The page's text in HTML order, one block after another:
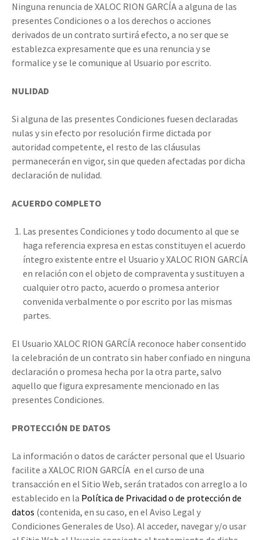
Ninguna renuncia de XALOC RION GARCÍA a alguna de las
presentes Condiciones o a los derechos o acciones
derivados de un contrato surtirá efecto, a no ser que se
establezca expresamente que es una renuncia y se
formalice y se le comunique al Usuario por escrito.
NULIDAD
Si alguna de las presentes Condiciones fuesen declaradas
nulas y sin efecto por resolución firme dictada por
autoridad competente, el resto de las cláusulas
permanecerán en vigor, sin que queden afectadas por dicha
declaración de nulidad.
ACUERDO COMPLETO
Las presentes Condiciones y todo documento al que se
haga referencia expresa en estas constituyen el acuerdo
íntegro existente entre el Usuario y XALOC RION GARCÍA
en relación con el objeto de compraventa y sustituyen a
cualquier otro pacto, acuerdo o promesa anterior
convenida verbalmente o por escrito por las mismas
partes.
El Usuario XALOC RION GARCÍA reconoce haber consentido
la celebración de un contrato sin haber confiado en ninguna
declaración o promesa hecha por la otra parte, salvo
aquello que figura expresamente mencionado en las
presentes Condiciones.
PROTECCIÓN DE DATOS
La información o datos de carácter personal que el Usuario
facilite a XALOC RION GARCÍA en el curso de una
transacción en el Sitio Web, serán tratados con arreglo a lo
establecido en la Política de Privacidad o de protección de
datos (contenida, en su caso, en el Aviso Legal y
Condiciones Generales de Uso). Al acceder, navegar y/o usar